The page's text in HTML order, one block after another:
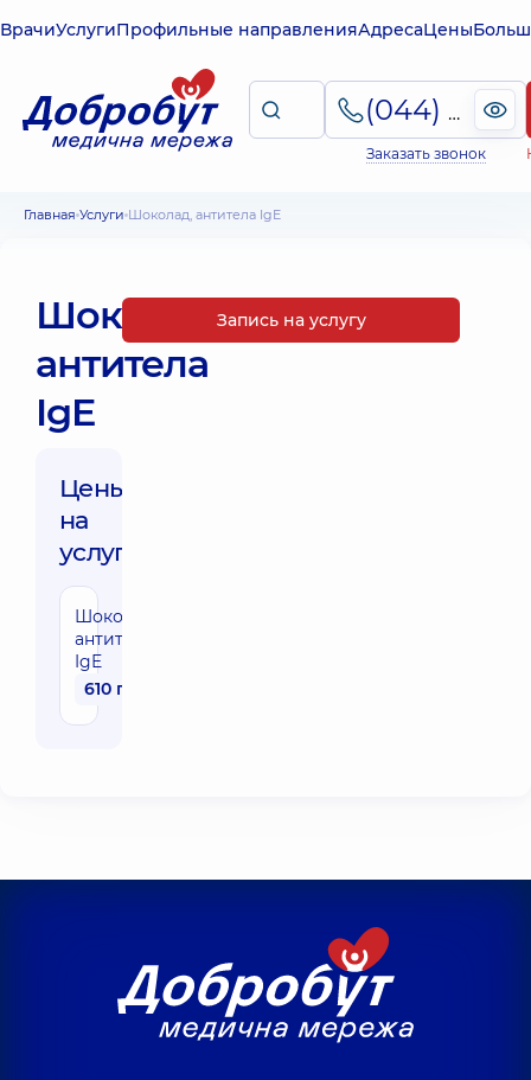
ВрачиУслугиПрофильные направленияАдресаЦены
(044) 495-2-888
Заказать звонок
Главная Услуги Шоколад, антитела IgE
Шоколад,
антитела
IgE
Цены
на
услуги:
Шоколад,
антитела
IgE
610 грн
Запись на услугу